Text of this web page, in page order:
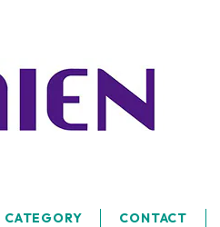
CATEGORY CONTACT